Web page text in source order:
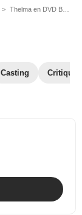
Thelma en DVD Blu Ray
Casting